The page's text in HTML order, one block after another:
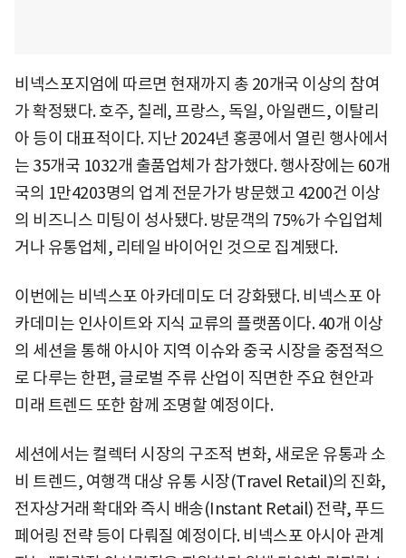
비넥스포지엄에 따르면 현재까지 총 20개국 이상의 참여
가 확정됐다. 호주, 칠레, 프랑스, 독일, 아일랜드, 이탈리
아 등이 대표적이다. 지난 2024년 홍콩에서 열린 행사에서
는 35개국 1032개 출품업체가 참가했다. 행사장에는 60개
국의 1만4203명의 업계 전문가가 방문했고 4200건 이상
의 비즈니스 미팅이 성사됐다. 방문객의 75%가 수입업체
거나 유통업체, 리테일 바이어인 것으로 집계됐다.
이번에는 비넥스포 아카데미도 더 강화됐다. 비넥스포 아
카데미는 인사이트와 지식 교류의 플랫폼이다. 40개 이상
의 세션을 통해 아시아 지역 이슈와 중국 시장을 중점적으
로 다루는 한편, 글로벌 주류 산업이 직면한 주요 현안과
미래 트렌드 또한 함께 조명할 예정이다.
세션에서는 컬렉터 시장의 구조적 변화, 새로운 유통과 소
비 트렌드, 여행객 대상 유통 시장(Travel Retail)의 진화,
전자상거래 확대와 즉시 배송(Instant Retail) 전략, 푸드
페어링 전략 등이 다뤄질 예정이다. 비넥스포 아시아 관계